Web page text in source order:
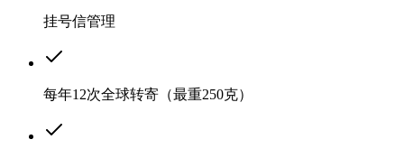
挂号信管理
每年12次全球转寄（最重250克）